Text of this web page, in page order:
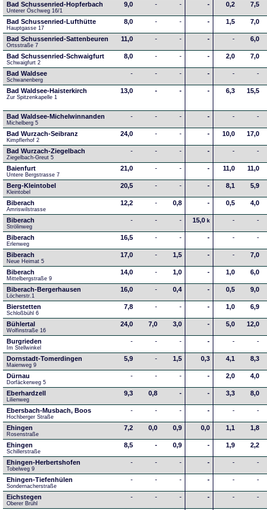
Bad Schussenried-Hopferbach
Unterer Öschweg 16/1
9,0 - - - 0,2 7,5
Bad Schussenried-Lufthütte
Hauptgasse 17
8,0 - - - 1,5 7,0
Bad Schussenried-Sattenbeuren
Ortsstraße 7
11,0 - - - - 6,0
Bad Schussenried-Schwaigfurt
Schwaigfurt 2
8,0 - - - 2,0 7,0
Bad Waldsee
Schwanenberg
- - - - - -
Bad Waldsee-Haisterkirch
Zur Spitzenkapelle 1
13,0 - - - 6,3 15,5
Bad Waldsee-Michelwinnanden
Michelberg 5
- - - - - -
Bad Wurzach-Seibranz
Kimpflerhof 2
24,0 - - - 10,0 17,0
Bad Wurzach-Ziegelbach
Ziegelbach-Greut 5
- - - - - -
Baienfurt
Untere Bergstrasse 7
21,0 - - - 11,0 11,0
Berg-Kleintobel
Kleintobel
20,5 - - - 8,1 5,9
Biberach
Amriswilstrasse
12,2 - 0,8 - 0,5 4,0
Biberach
Strölinweg
- - - 15,0 k - -
Biberach
Erlenweg
16,5 - - - - -
Biberach
Neue Heimat 5
17,0 - 1,5 - - 7,0
Biberach
Mittelbergstraße 9
14,0 - 1,0 - 1,0 6,0
Biberach-Bergerhausen
Löcherstr.1
16,0 - 0,4 - 0,5 9,0
Bierstetten
Schloßbühl 6
7,8 - - - 1,0 6,9
Bühlertal
Wolfinstraße 16
24,0 7,0 3,0 - 5,0 12,0
Burgrieden
Im Stellwinkel
- - - - - -
Dornstadt-Tomerdingen
Maienweg 9
5,9 - 1,5 0,3 4,1 8,3
Dürnau
Dorfäckerweg 5
- - - - 2,0 4,0
Eberhardzell
Lilienweg
9,3 0,8 - - 3,3 8,0
Ebersbach-Musbach, Boos
Hochberger Straße
- - - - - -
Ehingen
Rosenstraße
7,2 0,0 0,9 0,0 1,1 1,8
Ehingen
Schillerstraße
8,5 - 0,9 - 1,9 2,2
Ehingen-Herbertshofen
Tobelweg 9
- - - - - -
Ehingen-Tiefenhülen
Sondernacherstraße
- - - - - -
Eichstegen
Oberer Brühl
- - - - - -